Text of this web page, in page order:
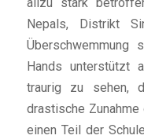
Nepals, Distrikt
Überschwemmung
Hands unterstützt
traurig zu sehen,
drastische
einen Teil der